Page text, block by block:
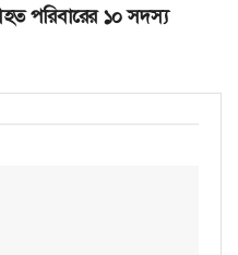
পরিবারের ১০ সদস্য